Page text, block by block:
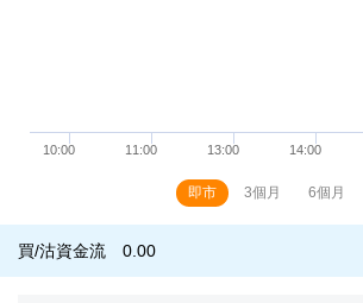
即市 3個月 6個月
買/沽資金流 0.00